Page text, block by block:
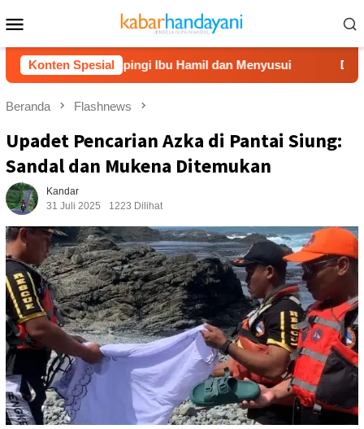
ke
kontenMobile
Konten Spesial
Dampingi Ibu Hamil dan Menyusui Dompet
Beranda Flashnews
Upadet Pencarian Azka di Pantai Siung:
Sandal dan Mukena Ditemukan
Kandar
31 Juli 2025
1223 Dilihat